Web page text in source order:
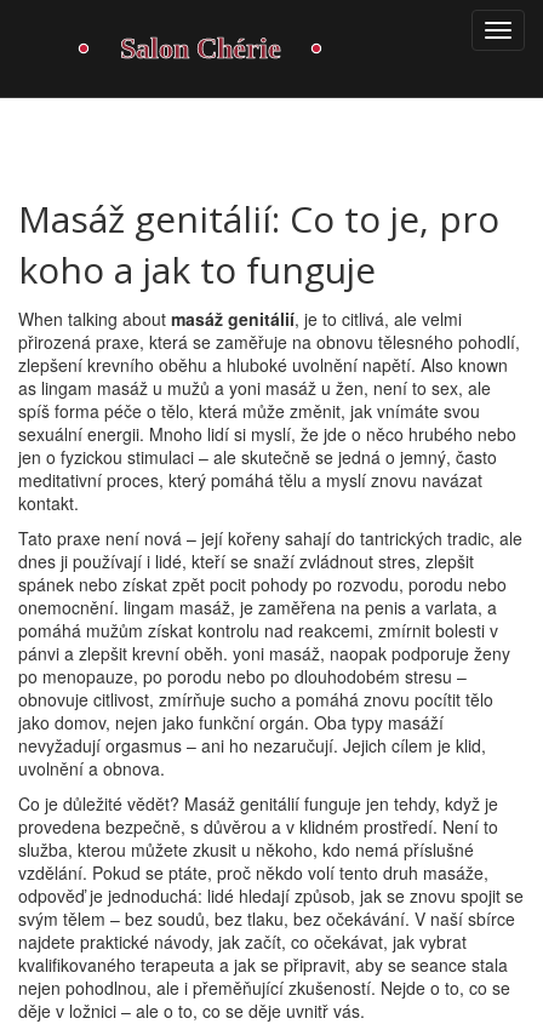
Masáž genitálií: Co to je, pro
koho a jak to funguje
When talking about masáž genitálií, je to citlivá, ale velmi
přirozená praxe, která se zaměřuje na obnovu tělesného pohodlí,
zlepšení krevního oběhu a hluboké uvolnění napětí. Also known
as lingam masáž u mužů a yoni masáž u žen, není to sex, ale
spíš forma péče o tělo, která může změnit, jak vnímáte svou
sexuální energii. Mnoho lidí si myslí, že jde o něco hrubého nebo
jen o fyzickou stimulaci – ale skutečně se jedná o jemný, často
meditativní proces, který pomáhá tělu a myslí znovu navázat
kontakt.
Tato praxe není nová – její kořeny sahají do tantrických tradic, ale
dnes ji používají i lidé, kteří se snaží zvládnout stres, zlepšit
spánek nebo získat zpět pocit pohody po rozvodu, porodu nebo
onemocnění. lingam masáž, je zaměřena na penis a varlata, a
pomáhá mužům získat kontrolu nad reakcemi, zmírnit bolesti v
pánvi a zlepšit krevní oběh. yoni masáž, naopak podporuje ženy
po menopauze, po porodu nebo po dlouhodobém stresu –
obnovuje citlivost, zmírňuje sucho a pomáhá znovu pocítit tělo
jako domov, nejen jako funkční orgán. Oba typy masáží
nevyžadují orgasmus – ani ho nezaručují. Jejich cílem je klid,
uvolnění a obnova.
Co je důležité vědět? Masáž genitálií funguje jen tehdy, když je
provedena bezpečně, s důvěrou a v klidném prostředí. Není to
služba, kterou můžete zkusit u někoho, kdo nemá příslušné
vzdělání. Pokud se ptáte, proč někdo volí tento druh masáže,
odpověď je jednoduchá: lidé hledají způsob, jak se znovu spojit se
svým tělem – bez soudů, bez tlaku, bez očekávání. V naší sbírce
najdete praktické návody, jak začít, co očekávat, jak vybrat
kvalifikovaného terapeuta a jak se připravit, aby se seance stala
nejen pohodlnou, ale i přeměňující zkušeností. Nejde o to, co se
děje v ložnici – ale o to, co se děje uvnitř vás.